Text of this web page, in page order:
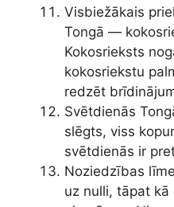
Visbiežākais
Tongā —
Kokosrieksts
kokosriekstu
redzēt
Svētdienās
slēgts, viss
svētdienās ir
Noziedzības
uz nulli, tāpat